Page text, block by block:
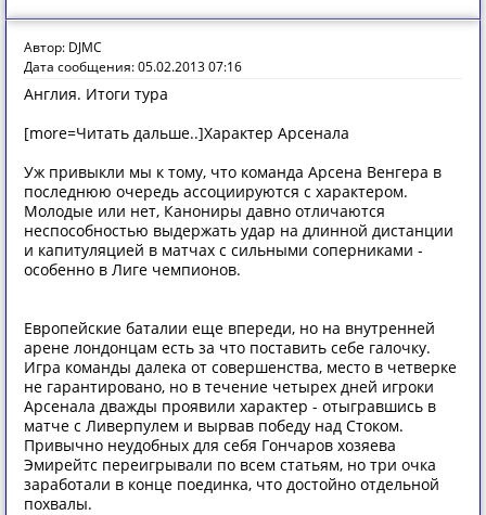
Автор: DJMC
Дата сообщения: 05.02.2013 07:16
Англия. Итоги тура
[more=Читать дальше..]Характер Арсенала
Уж привыкли мы к тому, что команда Арсена Венгера в
последнюю очередь ассоциируются с характером.
Молодые или нет, Канониры давно отличаются
неспособностью выдержать удар на длинной дистанции
и капитуляцией в матчах с сильными соперниками -
особенно в Лиге чемпионов.
Европейские баталии еще впереди, но на внутренней
арене лондонцам есть за что поставить себе галочку.
Игра команды далека от совершенства, место в четверке
не гарантировано, но в течение четырех дней игроки
Арсенала дважды проявили характер - отыгравшись в
матче с Ливерпулем и вырвав победу над Стоком.
Привычно неудобных для себя Гончаров хозяева
Эмирейтс переигрывали по всем статьям, но три очка
заработали в конце поединка, что достойно отдельной
похвалы.